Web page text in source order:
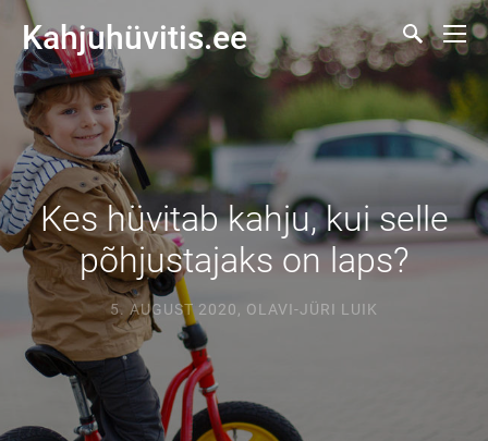
Kahjuhüvitis.ee
Kes hüvitab kahju, kui selle
põhjustajaks on laps?
5. AUGUST 2020, OLAVI-JÜRI LUIK